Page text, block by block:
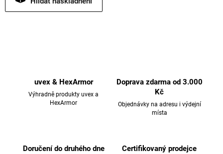
uvex & HexArmor
Výhradně produkty uvex a
HexArmor
Doprava zdarma od 3.000
Kč
Objednávky na adresu i výdejní
místa
Doručení do druhého dne Certifikovaný prodejce